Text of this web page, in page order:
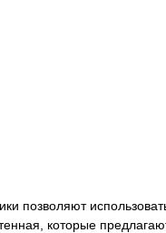
позволяют
которые